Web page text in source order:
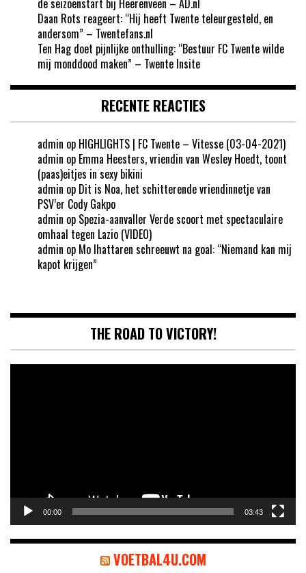
Daan Rots reageert: “Hij heeft Twente teleurgesteld, en
andersom” – Twentefans.nl
Ten Hag doet pijnlijke onthulling: “Bestuur FC Twente wilde
mij monddood maken” – Twente Insite
RECENTE REACTIES
admin op HIGHLIGHTS | FC Twente – Vitesse (03-04-2021)
admin op Emma Heesters, vriendin van Wesley Hoedt, toont
(paas)eitjes in sexy bikini
admin op Dit is Noa, het schitterende vriendinnetje van
PSV’er Cody Gakpo
admin op Spezia-aanvaller Verde scoort met spectaculaire
omhaal tegen Lazio (VIDEO)
admin op Mo Ihattaren schreeuwt na goal: “Niemand kan mij
kapot krijgen”
THE ROAD TO VICTORY!
00:00 03:43
VOETBAL4U.COM